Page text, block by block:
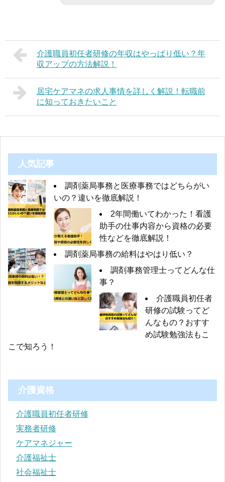
介護職員初任者研修の年収はやっぱり低い？年
収アップの方法解説！
居宅ケアマネの求人事情を詳しく解説！転職前
に知っておきたいこと
人気記事
調剤薬局事務と医療事務ではどちらがい
いの？違いを徹底解説！
2年間働いてわかった！看護
助手の仕事内容から資格の必要
性などを徹底解説！
調剤薬局事務の給料はやはり低い？
調剤事務管理士ってどんな仕
事？
介護職員初任者
研修の試験ってど
んなもの？おすす
め試験勉強法もこ
こで知ろう！
介護資格
介護職員初任者研修
実務者研修
ケアマネジャー
介護福祉士
社会福祉士